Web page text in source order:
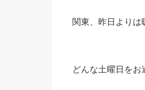
関東、昨日よりは
どんな土曜日を